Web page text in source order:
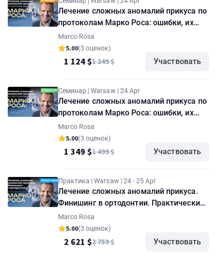
Лечение сложных аномалий прикуса по
протоколам Марко Роса: ошибки, их
профилактика и исправление. Семинар
"Стандарт"
Marco Rosa
5.00(3 оценок)
1 124 $1 249 $ Участвовать
Семинар | Warsaw | 24 Apr
Лечение сложных аномалий прикуса по
протоколам Марко Роса: ошибки, их
профилактика и исправление. Семинар
"Комфорт"
Marco Rosa
5.00(3 оценок)
1 349 $1 499 $ Участвовать
Практика | Warsaw | 24 - 25 Apr
Лечение сложных аномалий прикуса.
Финишинг в ортодонтии. Практический
курс Марко Роса
Marco Rosa
5.00(3 оценок)
2 621 $2 759 $ Участвовать